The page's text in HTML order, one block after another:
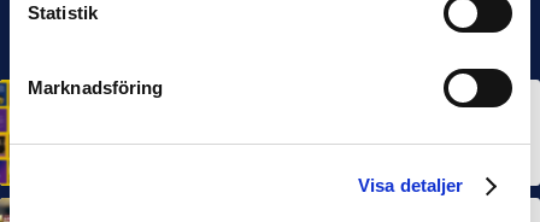
Statistik
Marknadsföring
Visa detaljer
rapport om Sveriges starkaste folkrörelse och